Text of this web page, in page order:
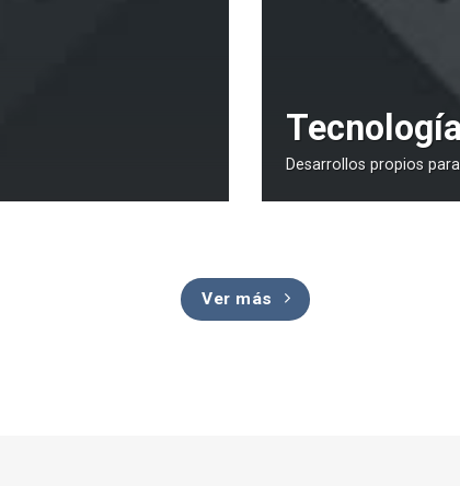
Tecnología
Desarrollos propios
Ver más